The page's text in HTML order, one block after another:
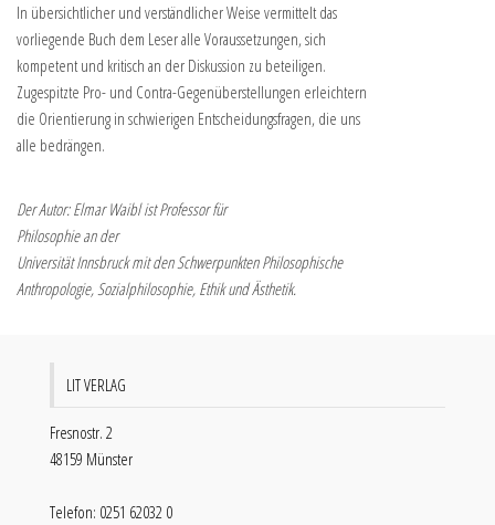
In übersichtlicher und verständlicher Weise vermittelt das
vorliegende Buch dem Leser alle Voraussetzungen, sich
kompetent und kritisch an der Diskussion zu beteiligen.
Zugespitzte Pro- und Contra-Gegenüberstellungen erleichtern
die Orientierung in schwierigen Entscheidungsfragen, die uns
alle bedrängen.
Der Autor: Elmar Waibl ist Professor für
Philosophie an der
Universität Innsbruck mit den Schwerpunkten Philosophische
Anthropologie, Sozialphilosophie, Ethik und Ästhetik.
LIT VERLAG
Fresnostr. 2
48159 Münster
Telefon: 0251 62032 0